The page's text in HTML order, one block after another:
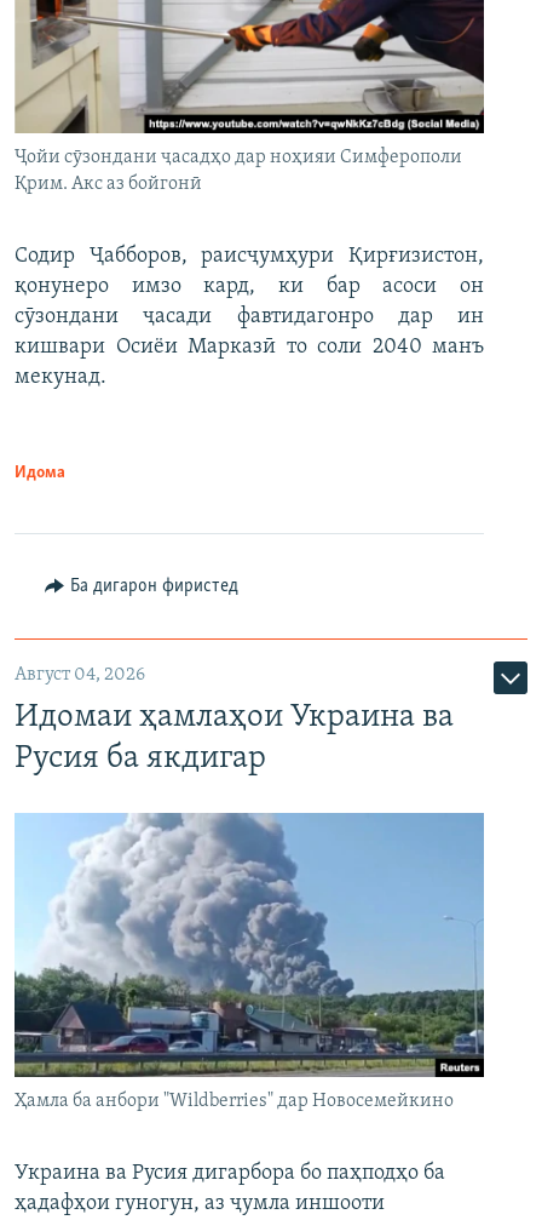
Ҷойи сӯзондани ҷасадҳо дар ноҳияи Симферополи
Қрим. Акс аз бойгонӣ
Содир Ҷабборов, раисҷумҳури Қирғизистон,
қонунеро имзо кард, ки бар асоси он
сӯзондани ҷасади фавтидагонро дар ин
кишвари Осиёи Марказӣ то соли 2040 манъ
мекунад.
Идома
Ба дигарон фиристед
Август 04, 2026
Идомаи ҳамлаҳои Украина ва
Русия ба якдигар
Ҳамла ба анбори "Wildberries" дар Новосемейкино
Украина ва Русия дигарбора бо паҳподҳо ба
ҳадафҳои гуногун, аз ҷумла иншооти